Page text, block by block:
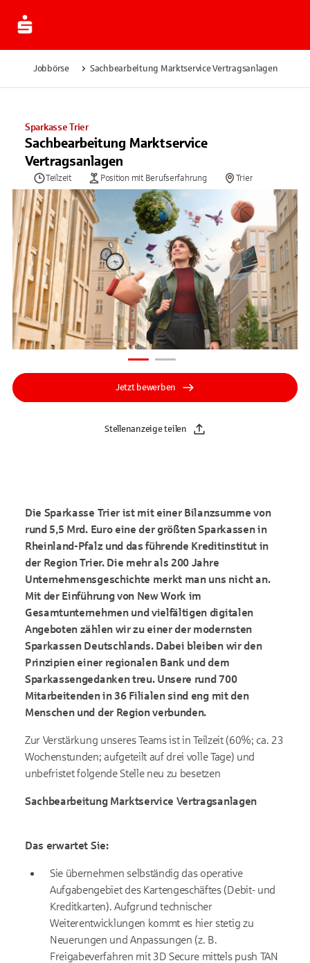
Jobbörse Sachbearbeitung Marktservice Vertragsanlagen
Sparkasse Trier
Sachbearbeitung Marktservice
Vertragsanlagen
Teilzeit Position mit Berufserfahrung Trier
Jetzt bewerben
Stellenanzeige teilen
Die Sparkasse Trier ist mit einer Bilanzsumme von
rund 5,5 Mrd. Euro eine der größten Sparkassen in
Rheinland-Pfalz und das führende Kreditinstitut in
der Region Trier. Die mehr als 200 Jahre
Unternehmensgeschichte merkt man uns nicht an.
Mit der Einführung von New Work im
Gesamtunternehmen und vielfältigen digitalen
Angeboten zählen wir zu einer der modernsten
Sparkassen Deutschlands. Dabei bleiben wir den
Prinzipien einer regionalen Bank und dem
Sparkassengedanken treu. Unsere rund 700
Mitarbeitenden in 36 Filialen sind eng mit den
Menschen und der Region verbunden.
Zur Verstärkung unseres Teams ist in Teilzeit (60%; ca. 23
Wochenstunden; aufgeteilt auf drei volle Tage) und
unbefristet folgende Stelle neu zu besetzen
Sachbearbeitung Marktservice Vertragsanlagen
Das erwartet Sie:
Sie übernehmen selbständig das operative
Aufgabengebiet des Kartengeschäftes (Debit- und
Kreditkarten). Aufgrund technischer
Weiterentwicklungen kommt es hier stetig zu
Neuerungen und Anpassungen (z. B.
Freigabeverfahren mit 3D Secure mittels push TAN